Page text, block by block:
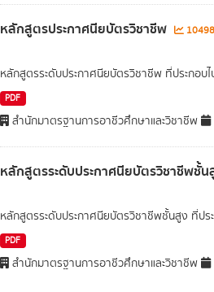
หลักสูตรประกาศนียบัตรวิชาชีพ
หลักสูตรระดับประกาศนียบัตรวิชาชีพ ที่ประกอบ
PDF
สำนักมาตรฐานการอาชีวศึกษาและวิชาชีพ
หลักสูตรระดับประกาศนียบัตรวิชาชีพชั้น
หลักสูตรระดับประกาศนียบัตรวิชาชีพชั้นสูง ที่ปร
PDF
สำนักมาตรฐานการอาชีวศึกษาและวิชาชีพ